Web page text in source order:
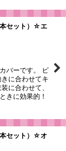
セット）☆エ
バーです。 ビ
に合わせてキ
に合わせて、
きに効果的！
セット）☆オ